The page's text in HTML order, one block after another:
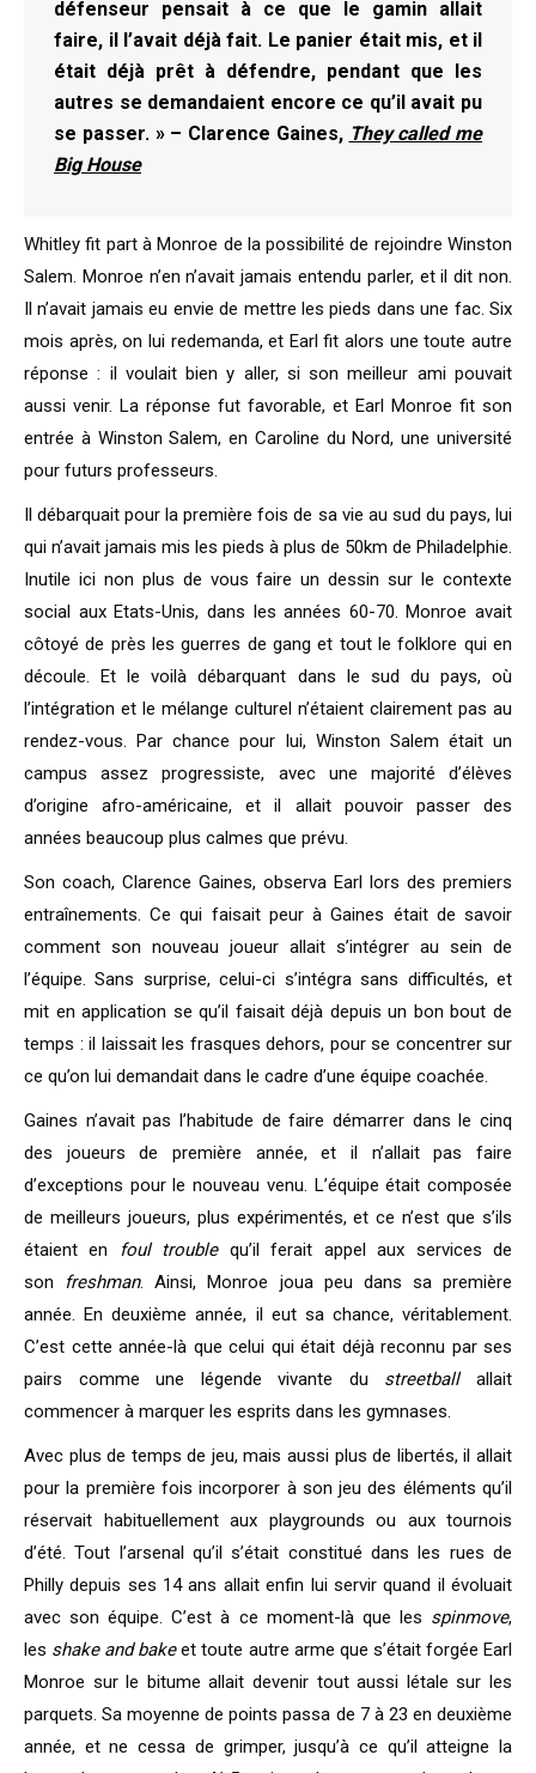
défenseur pensait à ce que le gamin allait
faire, il l’avait déjà fait. Le panier était mis, et il
était déjà prêt à défendre, pendant que les
autres se demandaient encore ce qu’il avait pu
se passer. » – Clarence Gaines, They called me
Big House
Whitley fit part à Monroe de la possibilité de rejoindre Winston
Salem. Monroe n’en n’avait jamais entendu parler, et il dit non.
Il n’avait jamais eu envie de mettre les pieds dans une fac. Six
mois après, on lui redemanda, et Earl fit alors une toute autre
réponse : il voulait bien y aller, si son meilleur ami pouvait
aussi venir. La réponse fut favorable, et Earl Monroe fit son
entrée à Winston Salem, en Caroline du Nord, une université
pour futurs professeurs.
Il débarquait pour la première fois de sa vie au sud du pays, lui
qui n’avait jamais mis les pieds à plus de 50km de Philadelphie.
Inutile ici non plus de vous faire un dessin sur le contexte
social aux Etats-Unis, dans les années 60-70. Monroe avait
côtoyé de près les guerres de gang et tout le folklore qui en
découle. Et le voilà débarquant dans le sud du pays, où
l’intégration et le mélange culturel n’étaient clairement pas au
rendez-vous. Par chance pour lui, Winston Salem était un
campus assez progressiste, avec une majorité d’élèves
d’origine afro-américaine, et il allait pouvoir passer des
années beaucoup plus calmes que prévu.
Son coach, Clarence Gaines, observa Earl lors des premiers
entraînements. Ce qui faisait peur à Gaines était de savoir
comment son nouveau joueur allait s’intégrer au sein de
l’équipe. Sans surprise, celui-ci s’intégra sans difficultés, et
mit en application se qu’il faisait déjà depuis un bon bout de
temps : il laissait les frasques dehors, pour se concentrer sur
ce qu’on lui demandait dans le cadre d’une équipe coachée.
Gaines n’avait pas l’habitude de faire démarrer dans le cinq
des joueurs de première année, et il n’allait pas faire
d’exceptions pour le nouveau venu. L’équipe était composée
de meilleurs joueurs, plus expérimentés, et ce n’est que s’ils
étaient en foul troublequ’il ferait appel aux services de
son freshman. Ainsi, Monroe joua peu dans sa première
année. En deuxième année, il eut sa chance, véritablement.
C’est cette année-là que celui qui était déjà reconnu par ses
pairs comme une légende vivante du streetballallait
commencer à marquer les esprits dans les gymnases.
Avec plus de temps de jeu, mais aussi plus de libertés, il allait
pour la première fois incorporer à son jeu des éléments qu’il
réservait habituellement aux playgrounds ou aux tournois
d’été. Tout l’arsenal qu’il s’était constitué dans les rues de
Philly depuis ses 14 ans allait enfin lui servir quand il évoluait
avec son équipe. C’est à ce moment-là que les spinmove,
les shake and bakeet toute autre arme que s’était forgée Earl
Monroe sur le bitume allait devenir tout aussi létale sur les
parquets. Sa moyenne de points passa de 7 à 23 en deuxième
année, et ne cessa de grimper, jusqu’à ce qu’il atteigne la